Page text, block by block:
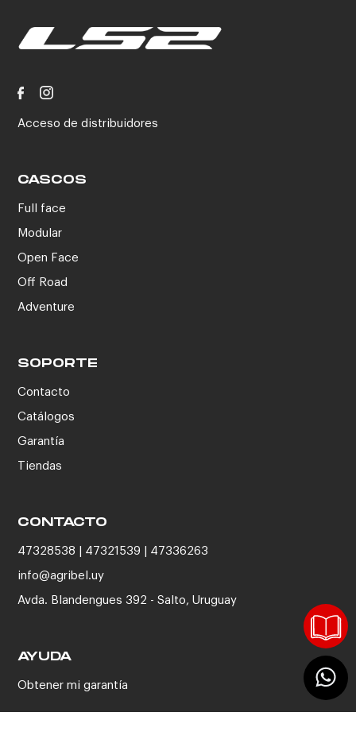
Acceso de distribuidores
CASCOS
Full face
Modular
Open Face
Off Road
Adventure
SOPORTE
Contacto
Catálogos
Garantía
Tiendas
CONTACTO
47328538 | 47321539 | 47336263
info@agribel.uy
Avda. Blandengues 392 - Salto, Uruguay
AYUDA
Obtener mi garantía